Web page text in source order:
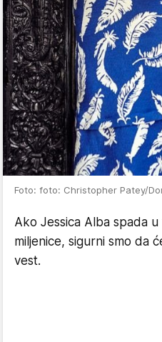
Foto: foto: Christopher Patey/
Ako Jessica Alba spada
miljenice, sigurni smo da
vest.